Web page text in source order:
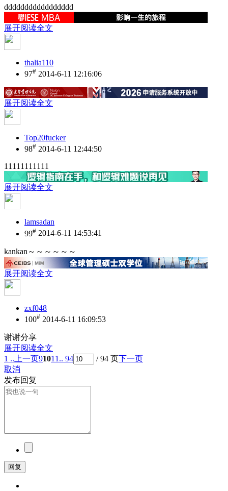
ddddddddddddddddd
展开阅读全文
thalia110
97# 2014-6-11 12:16:06
展开阅读全文
Top20fucker
98# 2014-6-11 12:44:50
11111111111
展开阅读全文
lamsadan
99# 2014-6-11 14:53:41
kankan～～～～～～
展开阅读全文
zxf048
100# 2014-6-11 16:09:53
谢谢分享
展开阅读全文
1 .. 上一页91011 .. 94 / 94 页下一页
取消
发布回复
回复